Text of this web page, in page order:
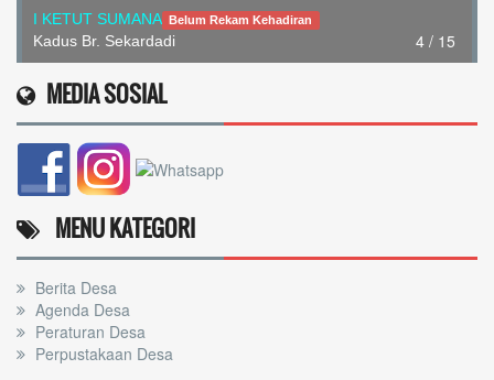
4 / 15
I KETUT SUMANA Belum Rekam Kehadiran
Kadus Br. Sekardadi
MEDIA SOSIAL
MENU KATEGORI
Berita Desa
Agenda Desa
Peraturan Desa
Perpustakaan Desa